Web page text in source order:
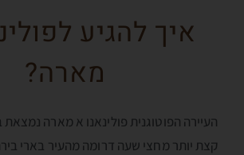
איך להגיע
מארה?
העיירה הפוטוגנית פולינאנו א מארה
קצת יותר מחצי שעה דרומה מהעיר בארי